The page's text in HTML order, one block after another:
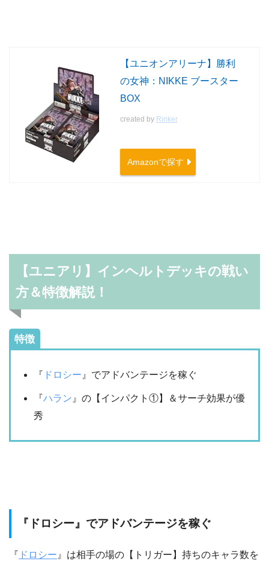
【ユニオンアリーナ】勝利
の女神：NIKKE ブースター
BOX
created by Rinker
Amazonで探す
【ユニアリ】インヘルトデッキの戦い
方＆特徴解説！
特徴
『 ドロシー 』でアドバンテージを稼ぐ
『ハラン 』の【インパクト①】＆サーチ効果が優
秀
『ドロシー』でアドバンテージを稼ぐ
『 ドロシー 』は相手の場の【トリガー】持ちのキャラ数を